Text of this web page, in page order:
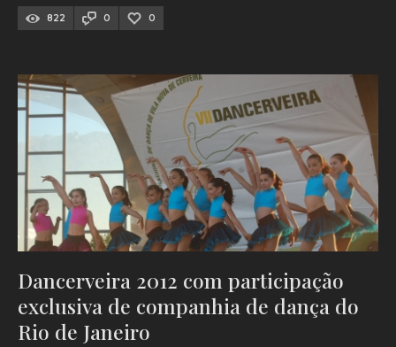
822 0 0
Dancerveira 2012 com participação
exclusiva de companhia de dança do
Rio de Janeiro